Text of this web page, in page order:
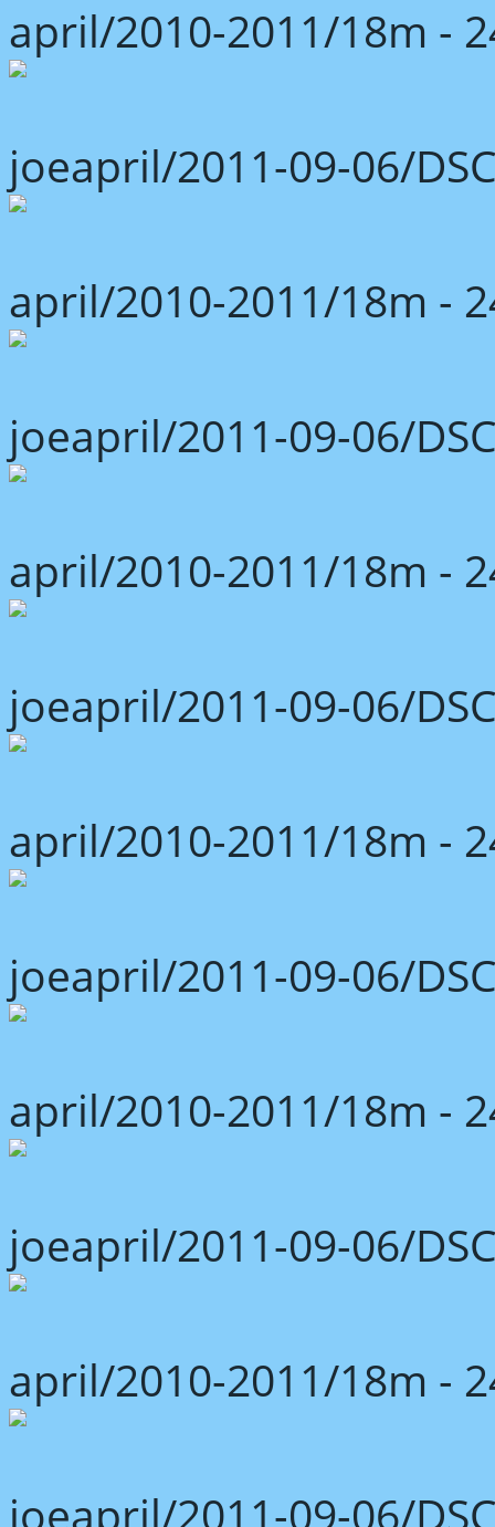
april/2010-2011/18m -
joeapril/2011-09-06/
april/2010-2011/18m -
joeapril/2011-09-06/
april/2010-2011/18m -
joeapril/2011-09-06/
april/2010-2011/18m -
joeapril/2011-09-06/
april/2010-2011/18m -
joeapril/2011-09-06/
april/2010-2011/18m -
joeapril/2011-09-06/